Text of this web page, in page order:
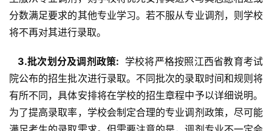
分数满足要求的其他专业学习。若不服从专业调剂，则学校
将不再对其进行录取。
  3.批次划分及调剂政策:
学校将严格按照江西省教育考试
院公布的招生批次进行录取。不同批次的录取时间和规则将
有所不同，具体安排将在学校的招生章程中予以详细说明。
为了提高录取率，学校会制定合理的专业调剂政策，尽可能